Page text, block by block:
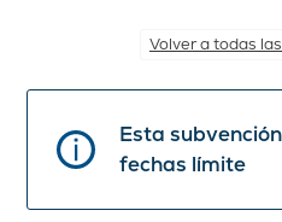
Volver a todas
Esta
fechas límite